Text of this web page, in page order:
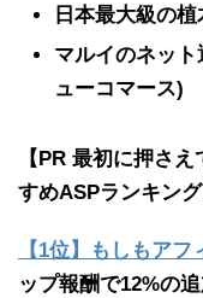
日本最大級の
マルイのネッ
ューコマース)
【PR 最初に押さ
すめASPランキング
【1位】もしもア
ップ報酬で12%の